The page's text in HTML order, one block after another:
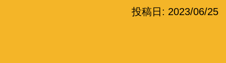
投稿日: 2023/06/25